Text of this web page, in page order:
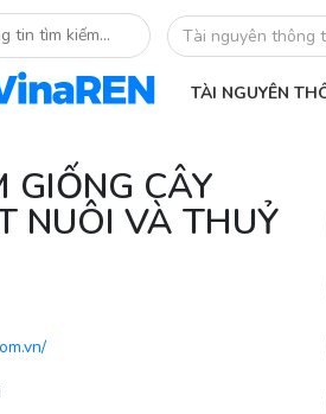
Tài nguyên thông
TÀI NGUYÊN
GIỐNG CÂY
NUÔI VÀ THUỶ